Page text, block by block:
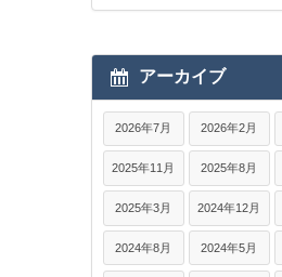
アーカイブ
2026年7月 2026年2月
2025年11月 2025年8月
2025年3月 2024年12月
2024年8月 2024年5月